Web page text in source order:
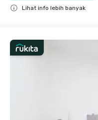
Lihat info lebih banyak